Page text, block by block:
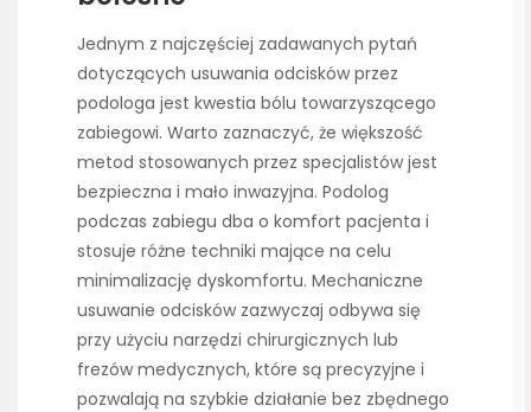
Jednym z najczęściej zadawanych pytań
dotyczących usuwania odcisków przez
podologa jest kwestia bólu towarzyszącego
zabiegowi. Warto zaznaczyć, że większość
metod stosowanych przez specjalistów jest
bezpieczna i mało inwazyjna. Podolog
podczas zabiegu dba o komfort pacjenta i
stosuje różne techniki mające na celu
minimalizację dyskomfortu. Mechaniczne
usuwanie odcisków zazwyczaj odbywa się
przy użyciu narzędzi chirurgicznych lub
frezów medycznych, które są precyzyjne i
pozwalają na szybkie działanie bez zbędnego